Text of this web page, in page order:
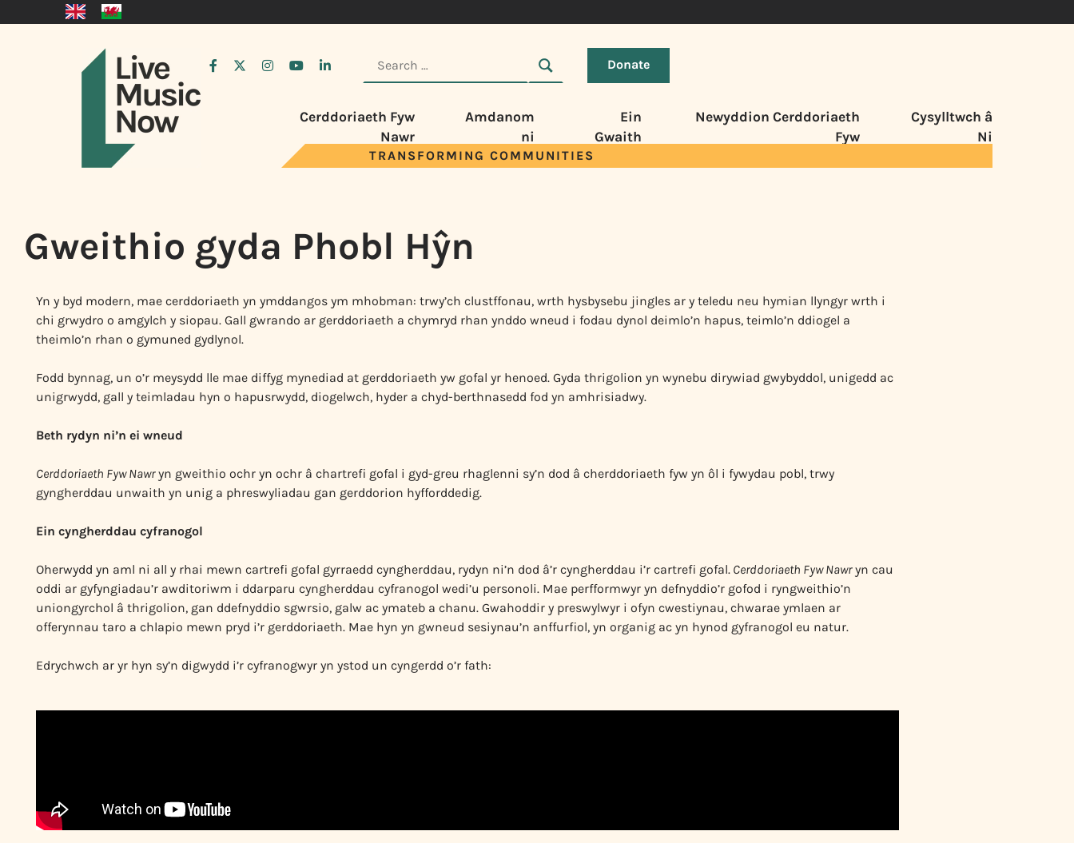
Donate
Cerddoriaeth Fyw
Nawr
Amdanom
ni
Ein
Gwaith
Newyddion Cerddoriaeth
Fyw
Cysylltwch â
Ni
TRANSFORMING COMMUNITIES
Gweithio gyda Phobl Hŷn
Yn y byd modern, mae cerddoriaeth yn ymddangos ym mhobman: trwy’ch clustffonau, wrth hysbysebu jingles ar y teledu neu hymian llyngyr wrth i
chi grwydro o amgylch y siopau. Gall gwrando ar gerddoriaeth a chymryd rhan ynddo wneud i fodau dynol deimlo’n hapus, teimlo’n ddiogel a
theimlo’n rhan o gymuned gydlynol.
Fodd bynnag, un o’r meysydd lle mae diffyg mynediad at gerddoriaeth yw gofal yr henoed. Gyda thrigolion yn wynebu dirywiad gwybyddol, unigedd ac
unigrwydd, gall y teimladau hyn o hapusrwydd, diogelwch, hyder a chyd-berthnasedd fod yn amhrisiadwy.
Beth rydyn ni’n ei wneud
Cerddoriaeth Fyw Nawryn gweithio ochr yn ochr â chartrefi gofal i gyd-greu rhaglenni sy’n dod â cherddoriaeth fyw yn ôl i fywydau pobl, trwy
gyngherddau unwaith yn unig a phreswyliadau gan gerddorion hyfforddedig.
Ein cyngherddau cyfranogol
Oherwydd yn aml ni all y rhai mewn cartrefi gofal gyrraedd cyngherddau, rydyn ni’n dod â’r cyngherddau i’r cartrefi gofal. Cerddoriaeth Fyw Nawryn cau
oddi ar gyfyngiadau’r awditoriwm i ddarparu cyngherddau cyfranogol wedi’u personoli. Mae perfformwyr yn defnyddio’r gofod i ryngweithio’n
uniongyrchol â thrigolion, gan ddefnyddio sgwrsio, galw ac ymateb a chanu. Gwahoddir y preswylwyr i ofyn cwestiynau, chwarae ymlaen ar
offerynnau taro a chlapio mewn pryd i’r gerddoriaeth. Mae hyn yn gwneud sesiynau’n anffurfiol, yn organig ac yn hynod gyfranogol eu natur.
Edrychwch ar yr hyn sy’n digwydd i’r cyfranogwyr yn ystod un cyngerdd o’r fath: